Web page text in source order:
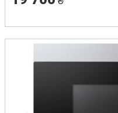
Previous